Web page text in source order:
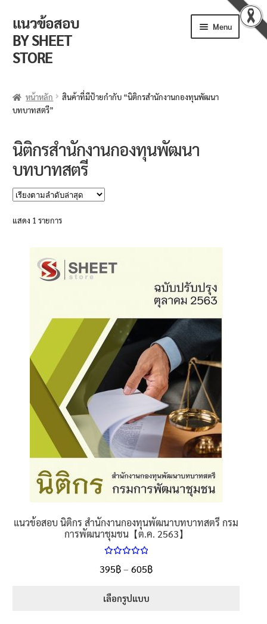
Skip
to
navigation
Skip
to
content
แนวข้อสอบ
BY SHEET
STORE
Menu
ตะกร้าสินค้า
วิธีการสั่งซื้อ
แจ้งชำระเงิน
รีวิวจากลูกค้า
ข่าวเปิดสอบงานราชการ
คำถามที่พบบ่อย
หน้าหลัก
สินค้าที่มีป้ายกำกับ “นิติกรสำนักงานกองทุนพัฒนา
บทบาทสตรี”
นิติกรสำนักงานกองทุนพัฒนา
บทบาทสตรี
แสดง 1 รายการ
แนวข้อสอบ นิติกร สำนักงานกองทุนพัฒนาบทบาทสตรี กรม
การพัฒนาชุมชน【ต.ค. 2563】
5.00
ตั้งแต่
395฿– 605฿Price
เลือกรูปแบบ